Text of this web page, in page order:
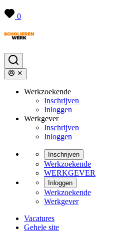
0
Werkzoekende
Inschrijven
Inloggen
Werkgever
Inschrijven
Inloggen
Inschrijven
Werkzoekende
WERKGEVER
Inloggen
Werkzoekende
Werkgever
Vacatures
Gehele site